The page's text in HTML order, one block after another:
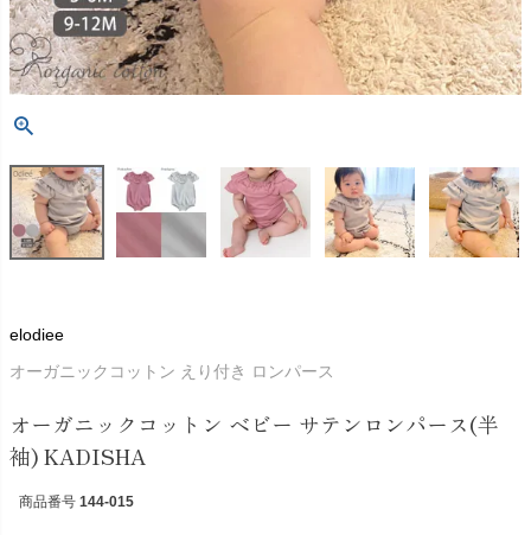
elodiee
オーガニックコットン えり付き ロンパース
オーガニックコットン ベビー サテンロンパース(半
袖) KADISHA
商品番号 144-015